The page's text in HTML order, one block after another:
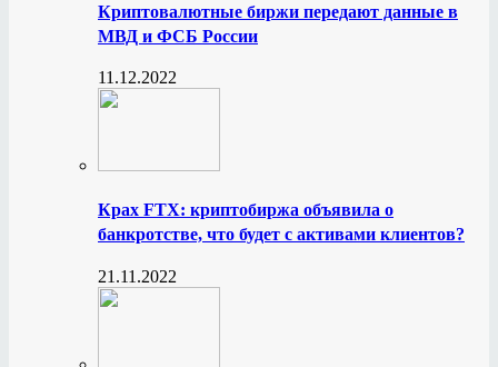
Криптовалютные биржи передают данные в
МВД и ФСБ России
11.12.2022
Крах FTX: криптобиржа объявила о
банкротстве, что будет с активами клиентов?
21.11.2022